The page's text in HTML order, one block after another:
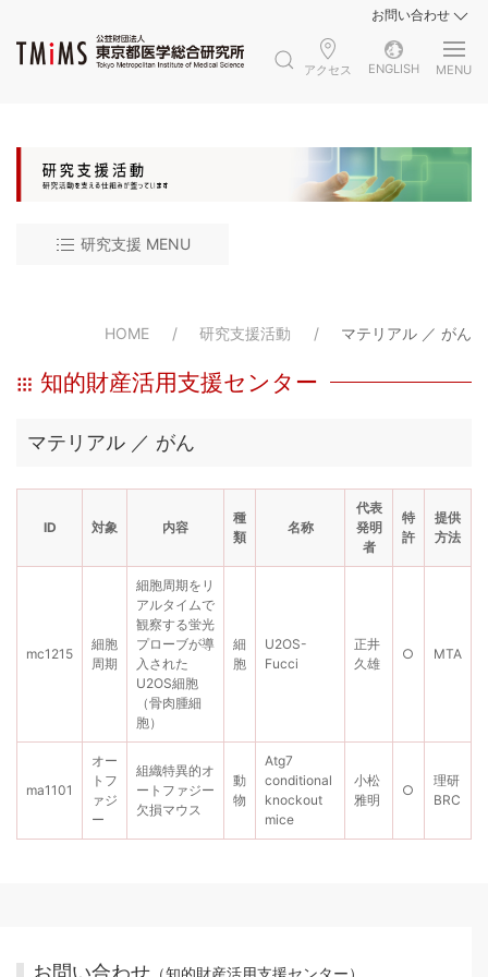
お問い合わせ
アクセス ENGLISH MENU
研究支援 MENU
HOME 研究支援活動 マテリアル ／ がん
知的財産活用支援センター
マテリアル ／ がん
ID 対象 内容
種
類
名称
代表
発明
者
特
許
提供
方法
mc1215
細胞
周期
細胞周期をリ
アルタイムで
観察する蛍光
プローブが導
入された
U2OS細胞
（骨肉腫細
胞）
細
胞
U2OS-
Fucci
正井
久雄
○ MTA
ma1101
オー
トフ
ァジ
ー
組織特異的オ
ートファジー
欠損マウス
動
物
Atg7
conditional
knockout
mice
小松
雅明
○
理研
BRC
お問い合わせ